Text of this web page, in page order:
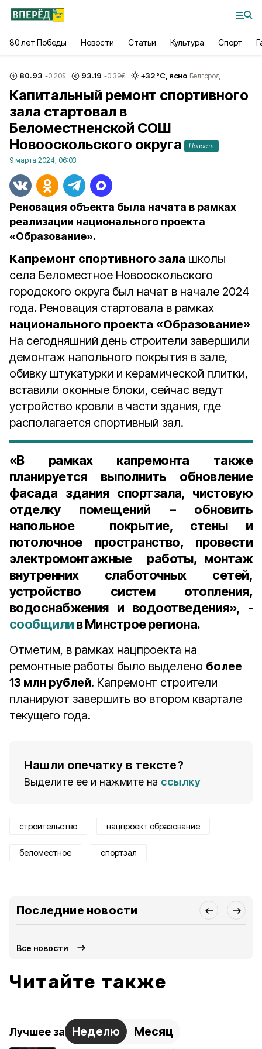
80 лет Победы Новости Статьи Культура Спорт
80.93 -0.20$ 93.19 -0.39€ +32°С, ясно Белгород
Капитальный ремонт спортивного
зала стартовал в
Беломестненской СОШ
Новооскольского округа
Новость
9 марта 2024, 06:03
Реновация объекта была начата в рамках
реализации национального проекта
«Образование».
Капремонт спортивного зала школы
села Беломестное Новооскольского
городского округа был начат в начале 2024
года. Реновация стартовала в рамках
национального проекта «Образование»
На сегодняшний день строители завершили
демонтаж напольного покрытия в зале,
обивку штукатурки и керамической плитки,
вставили оконные блоки, сейчас ведут
устройство кровли в части здания, где
располагается спортивный зал.
«В рамках капремонта также
планируется выполнить обновление
фасада здания спортзала, чистовую
отделку помещений – обновить
напольное покрытие, стены и
потолочное пространство, провести
электромонтажные работы, монтаж
внутренних слаботочных сетей,
устройство систем отопления,
водоснабжения и водоотведения», -
сообщилив Минстрое региона.
Отметим, в рамках нацпроекта на
ремонтные работы было выделено более
13 млн рублей. Капремонт строители
планируют завершить во втором квартале
текущего года.
Нашли опечатку в тексте?
Выделите ее и нажмите на ссылку
строительство нацпроект образование
беломестное спортзал
Последние новости
Все новости
Читайте также
Лучшее за Неделю Месяц